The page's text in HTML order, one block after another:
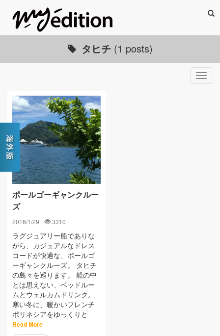
タヒチ (1 posts)
ポールゴーギャンクルー
ズ
2016/1/29 3310
ラグジュアリー船でありな
がら、カジュアルなドレス
コードが快適な、ポールゴ
ーギャンクルーズ。 タヒチ
の島々を巡ります。 船の中
とは思えない、ベッドルー
ムとウェルカムドリンク。
寒い冬に、暖かいフレンチ
ポリネシアをゆっくりと
Read More